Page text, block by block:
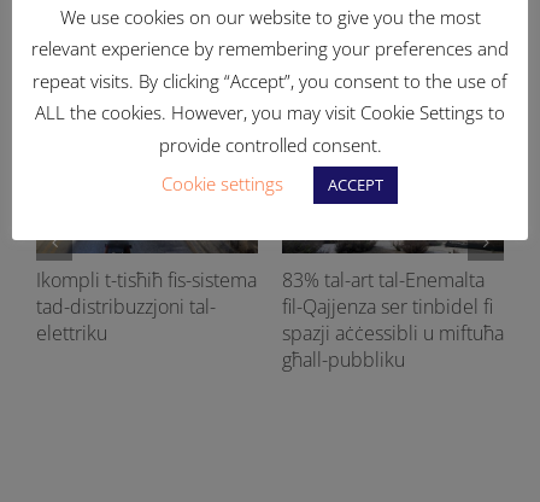
Related Posts
Ikompli t-tisħiħ fis-sistema
tad-distribuzzjoni tal-
elettriku
83% tal-art tal-Enemalta
fil-Qajjenza ser tinbidel fi
spazji aċċessibli u miftuħa
għall-pubbliku
We use cookies on our website to give you the most
relevant experience by remembering your preferences and
repeat visits. By clicking “Accept”, you consent to the use of
ALL the cookies. However, you may visit Cookie Settings to
provide controlled consent.
Cookie settings
ACCEPT